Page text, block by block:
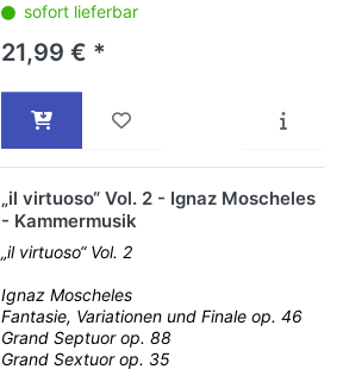
sofort lieferbar
21,99 € *
„il virtuoso“ Vol. 2 - Ignaz Moscheles
- Kammermusik
„il virtuoso“ Vol. 2
Ignaz Moscheles
Fantasie, Variationen und Finale op. 46
Grand Septuor op. 88
Grand Sextuor op. 35